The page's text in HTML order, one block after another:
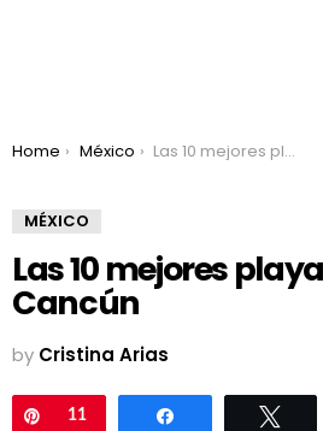
You are here:
Home México Las 10 mejores playas públicas en Cancún
MÉXICO
Las 10 mejores
Cancún
by Cristina Arias
Pin
11